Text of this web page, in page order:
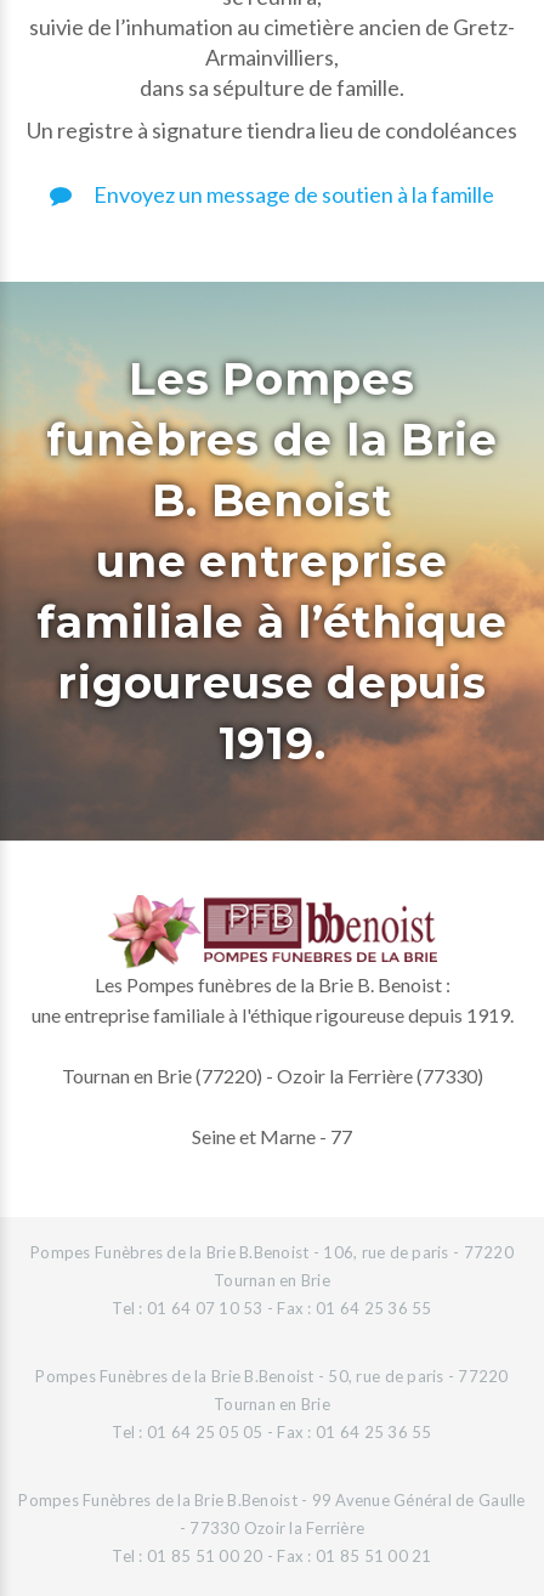
suivie de l’inhumation au cimetière ancien de Gretz-
Armainvilliers,
dans sa sépulture de famille.
Un registre à signature tiendra lieu de condoléances
Envoyez un message de soutien à la famille
Les Pompes
funèbres de la Brie
B. Benoist
une entreprise
familiale à l’éthique
rigoureuse depuis
1919.
Les Pompes funèbres de la Brie B. Benoist :
une entreprise familiale à l'éthique rigoureuse depuis 1919.
Tournan en Brie (77220) - Ozoir la Ferrière (77330)
Seine et Marne - 77
Pompes Funèbres de la Brie B.Benoist - 106, rue de paris - 77220
Tournan en Brie
Tel : 01 64 07 10 53 - Fax : 01 64 25 36 55
Pompes Funèbres de la Brie B.Benoist - 50, rue de paris - 77220
Tournan en Brie
Tel : 01 64 25 05 05 - Fax : 01 64 25 36 55
Pompes Funèbres de la Brie B.Benoist - 99 Avenue Général de Gaulle
- 77330 Ozoir la Ferrière
Tel : 01 85 51 00 20 - Fax : 01 85 51 00 21